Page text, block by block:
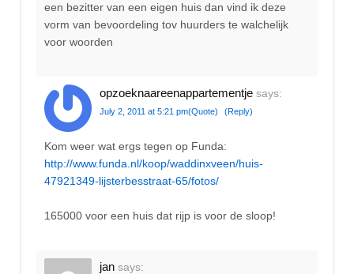
een bezitter van een eigen huis dan vind ik deze
vorm van bevoordeling tov huurders te walchelijk
voor woorden
opzoeknaareenappartementje says:
July 2, 2011 at 5:21 pm(Quote) (Reply)
Kom weer wat ergs tegen op Funda:
http://www.funda.nl/koop/waddinxveen/huis-
47921349-lijsterbesstraat-65/fotos/
165000 voor een huis dat rijp is voor de sloop!
jan says: